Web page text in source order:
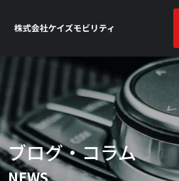
ブログ・コラム
NEWS